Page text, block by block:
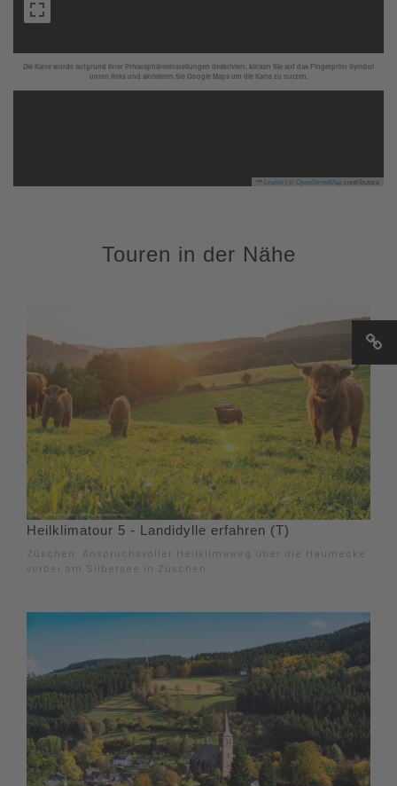
Die Karte wurde aufgrund Ihrer Privatsphäreeinstellungen deaktiviert, klicken Sie auf das Fingerprint Symbol
unten links und aktivieren Sie Google Maps um die Karte zu nutzen.
Leaflet OpenStreetMapcontributors
Touren in der Nähe
Heilklimatour 5 - Landidylle erfahren (T)
Züschen: Anspruchsvoller Heilklimaweg über die Haumecke
vorbei am Silbersee in Züschen